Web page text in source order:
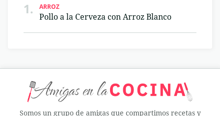
1.
ARROZ
Pollo a la Cerveza con Arroz Blanco
Somos un grupo de amigas que compartimos recetas y